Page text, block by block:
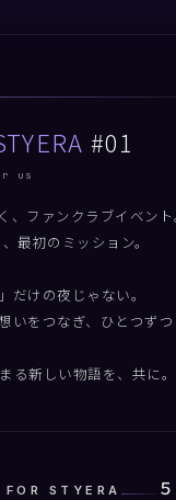
#01
us
、ファンクラブイベント
最初のミッション。
だけの夜じゃない。
いをつなぎ、ひとつずつ
る新しい物語を、共に。
STYERA